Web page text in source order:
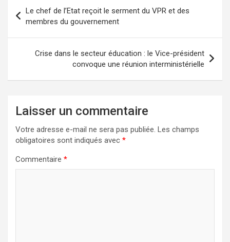
de
l’article
Le chef de l’Etat reçoit le serment du VPR et des
membres du gouvernement
Crise dans le secteur éducation : le Vice-président
convoque une réunion interministérielle
Laisser un commentaire
Votre adresse e-mail ne sera pas publiée. Les champs
obligatoires sont indiqués avec *
Commentaire *